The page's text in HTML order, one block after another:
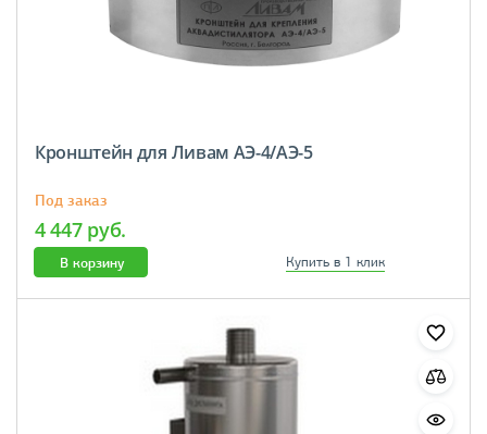
Кронштейн для Ливам АЭ-4/АЭ-5
Под заказ
4 447 руб.
В корзину Купить в 1 клик